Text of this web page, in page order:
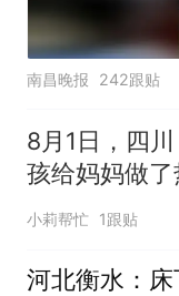
南昌晚报 242跟贴
8月1日，四
孩给妈妈做
菜，妈妈在
小莉帮忙 1跟贴
河北衡水：床